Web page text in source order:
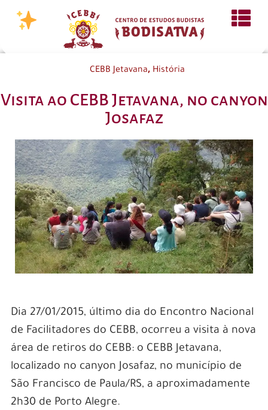
CEBB Jetavana, História
Visita ao CEBB Jetavana, no canyon
Josafaz
Dia 27/01/2015, último dia do Encontro Nacional
de Facilitadores do CEBB, ocorreu a visita à nova
área de retiros do CEBB: o CEBB Jetavana,
localizado no canyon Josafaz, no município de
São Francisco de Paula/RS, a aproximadamente
2h30 de Porto Alegre.